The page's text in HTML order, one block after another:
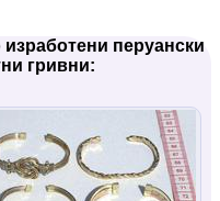
перуански
гривни: